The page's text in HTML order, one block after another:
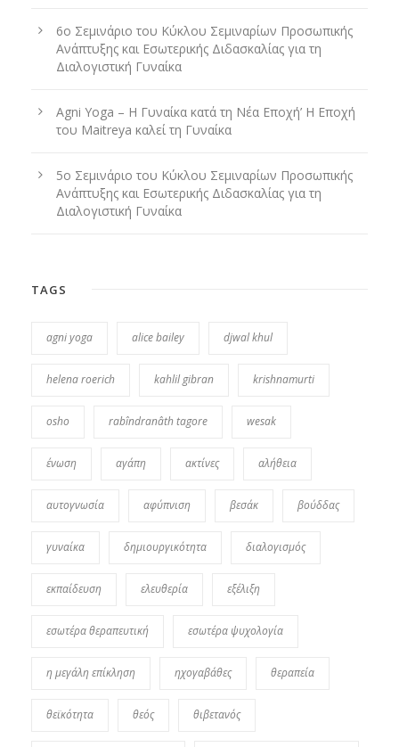
6ο Σεμινάριο του Κύκλου Σεμιναρίων Προσωπικής
Ανάπτυξης και Εσωτερικής Διδασκαλίας για τη
Διαλογιστική Γυναίκα
Agni Yoga – Η Γυναίκα κατά τη Νέα Εποχή’ Η Εποχή
του Maitreya καλεί τη Γυναίκα
5ο Σεμινάριο του Κύκλου Σεμιναρίων Προσωπικής
Ανάπτυξης και Εσωτερικής Διδασκαλίας για τη
Διαλογιστική Γυναίκα
TAGS
agni yoga alice bailey djwal khul
helena roerich kahlil gibran krishnamurti
osho rabîndranâth tagore wesak
ένωση αγάπη ακτίνες αλήθεια
αυτογνωσία αφύπνιση βεσάκ βούδδας
γυναίκα δημιουργικότητα διαλογισμός
εκπαίδευση ελευθερία εξέλιξη
εσωτέρα θεραπευτική εσωτέρα ψυχολογία
η μεγάλη επίκληση ηχογαβάθες θεραπεία
θεϊκότητα θεός θιβετανός